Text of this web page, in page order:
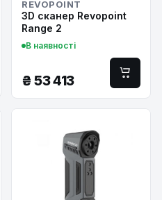
REVOPOINT
3D сканер Revopoint
Range 2
В наявності
₴ 53 413